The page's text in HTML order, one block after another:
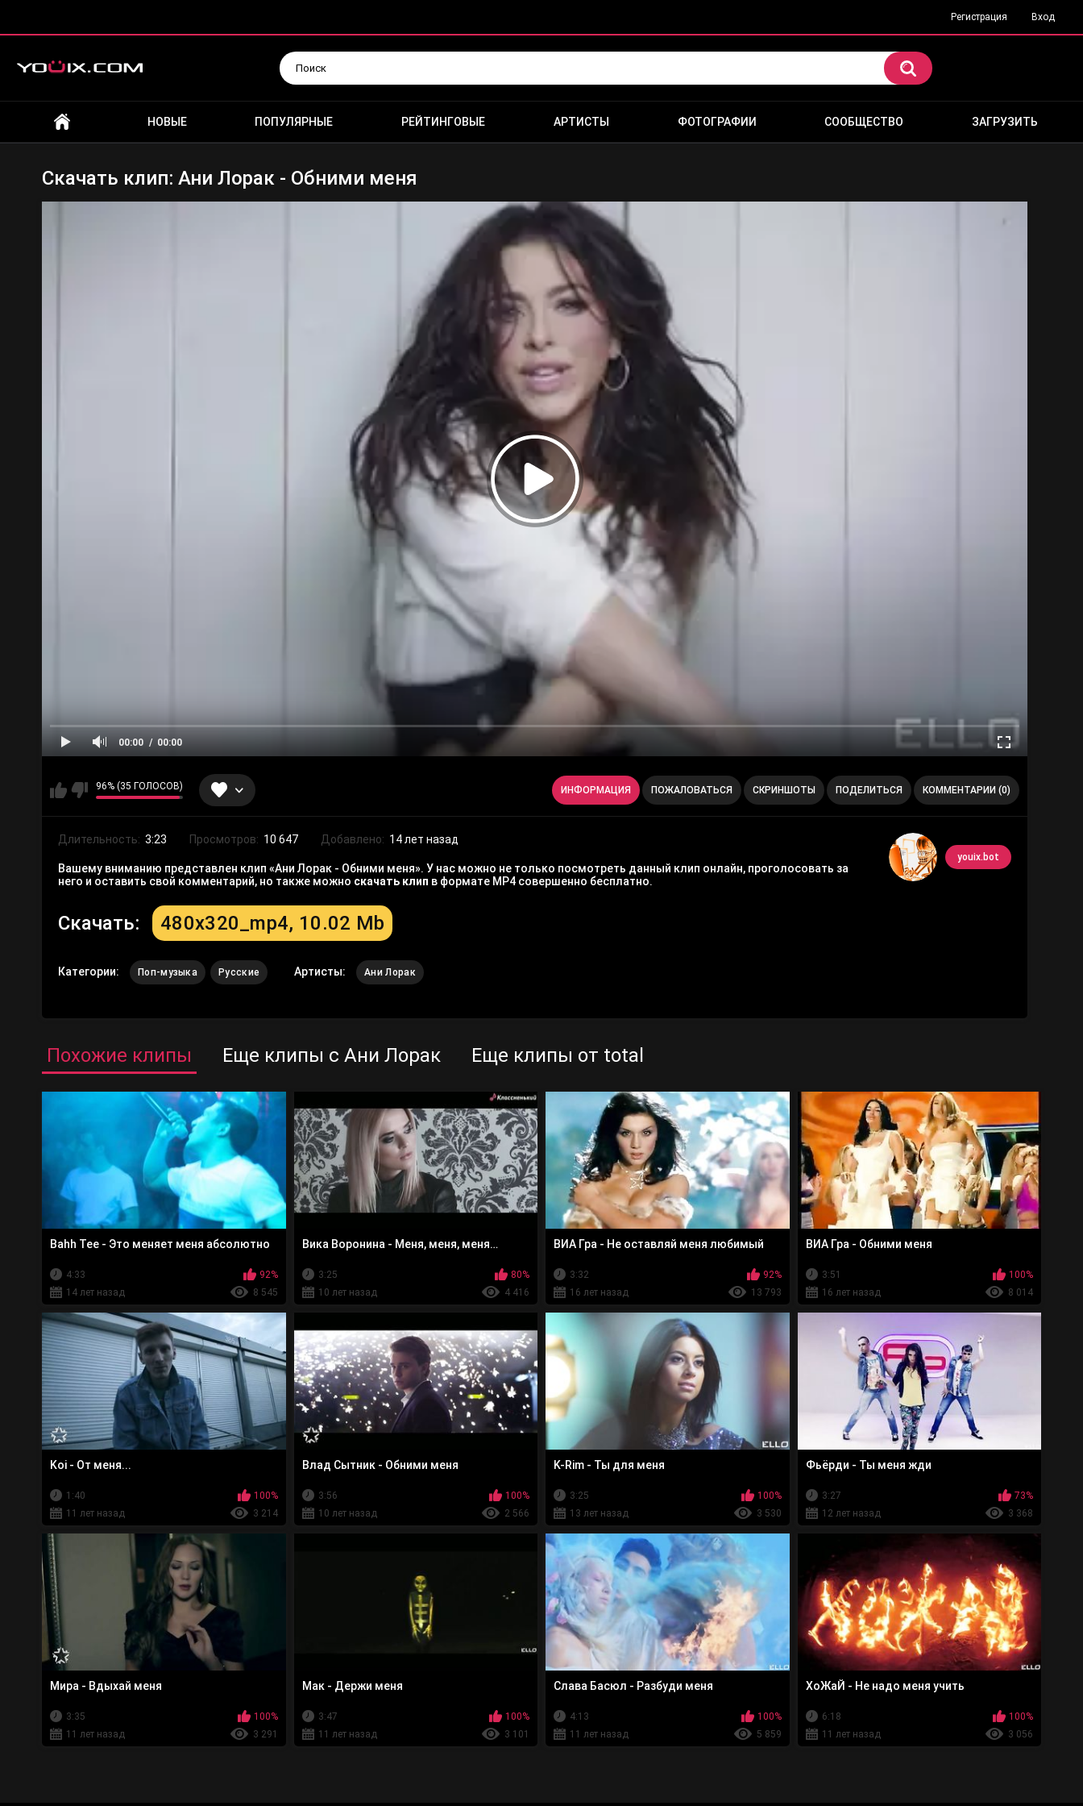
Регистрация Вход
НОВЫЕ ПОПУЛЯРНЫЕ РЕЙТИНГОВЫЕ АРТИСТЫ ФОТОГРАФИИ СООБЩЕСТВО ЗАГРУЗИТЬ
Скачать клип: Ани Лорак - Обними меня
00:00 00:00
96% (35 ГОЛОСОВ) ИНФОРМАЦИЯ ПОЖАЛОВАТЬСЯ СКРИНШОТЫ ПОДЕЛИТЬСЯ КОММЕНТАРИИ (0)
youix.bot
Длительность: 3:23 Просмотров: 10 647 Добавлено: 14 лет назад
Вашему вниманию представлен клип «Ани Лорак - Обними меня». У нас можно не только посмотреть данный клип онлайн, проголосовать за
него и оставить свой комментарий, но также можно скачать клип в формате MP4 совершенно бесплатно.
Скачать: 480x320_mp4, 10.02 Mb
Категории: Поп-музыка Русские Артисты: Ани Лорак
Похожие клипы Еще клипы с Ани Лорак Еще клипы от total
Bahh Tee - Это меняет меня абсолютно
4:33
92%
14 лет назад
8 545
Вика Воронина - Меня, меня, меня…
3:25
80%
10 лет назад
4 416
ВИА Гра - Не оставляй меня любимый
3:32
92%
16 лет назад
13 793
ВИА Гра - Обними меня
3:51
100%
16 лет назад
8 014
Koi - От меня...
1:40
100%
11 лет назад
3 214
Влад Сытник - Обними меня
3:56
100%
10 лет назад
2 566
K-Rim - Ты для меня
3:25
100%
13 лет назад
3 530
Фьёрди - Ты меня жди
3:27
73%
12 лет назад
3 368
Мира - Вдыхай меня
3:35
100%
11 лет назад
3 291
Мак - Держи меня
3:47
100%
11 лет назад
3 101
Слава Басюл - Разбуди меня
4:13
100%
11 лет назад
5 859
ХоЖаЙ - Не надо меня учить
6:18
100%
11 лет назад
3 056